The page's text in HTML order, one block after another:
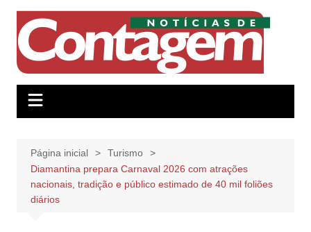
conteúdo
Página inicial
Turismo
Diamantina prepara Carnaval 2026 com atrações
nacionais, tradição e público estimado de 40 mil foliões
diários